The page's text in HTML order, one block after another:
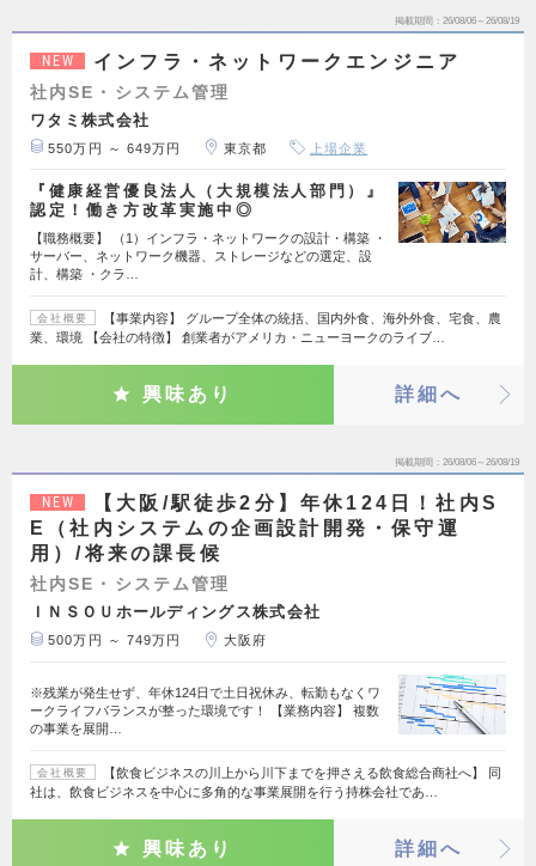
掲載期間 26/08/06～26/08/19
NEW インフラ・ネットワークエンジニア
社内SE・システム管理
ワタミ株式会社
550万円 ～ 649万円 東京都 上場企業
『健康経営優良法人（大規模法人部門）』
認定！働き方改革実施中◎
【職務概要】 （1）インフラ・ネットワークの設計・構築 ・
サーバー、ネットワーク機器、ストレージなどの選定、設
計、構築 ・クラ…
会社概要
【事業内容】 グループ全体の統括、国内外食、海外外食、宅食、農
業、環境 【会社の特徴】 創業者がアメリカ・ニューヨークのライブ…
興味あり 詳細へ
掲載期間 26/08/06～26/08/19
NEW
【大阪/駅徒歩2分】年休124日！社内S
E（社内システムの企画設計開発・保守運
用）/将来の課長候
社内SE・システム管理
ＩＮＳＯＵホールディングス株式会社
500万円 ～ 749万円 大阪府
※残業が発生せず、年休124日で土日祝休み、転勤もなくワ
ークライフバランスが整った環境です！ 【業務内容】 複数
の事業を展開…
会社概要
【飲食ビジネスの川上から川下までを押さえる飲食総合商社へ】 同
社は、飲食ビジネスを中心に多角的な事業展開を行う持株会社であ…
興味あり 詳細へ